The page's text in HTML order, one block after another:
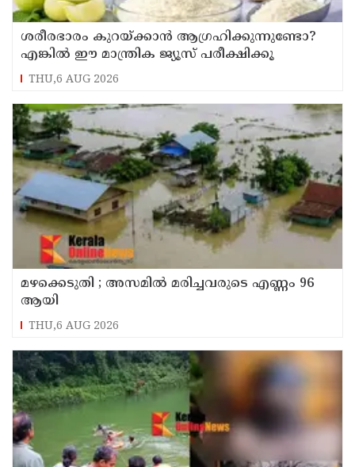
ശരീരഭാരം കുറയ്ക്കാൻ ആഗ്രഹിക്കുന്നുണ്ടോ?
എങ്കിൽ ഈ മാന്ത്രിക ജ്യൂസ് പരീക്ഷിക്കൂ
THU,6 AUG 2026
മഴക്കെടുതി ; അസമില്‍ മരിച്ചവരുടെ എണ്ണം 96
ആയി
THU,6 AUG 2026